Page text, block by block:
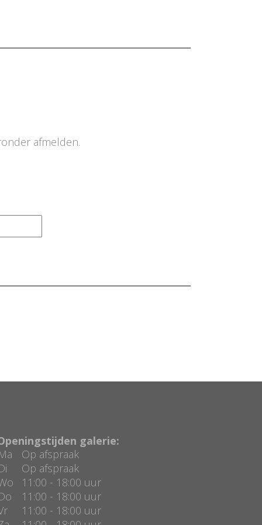
afmelden.
galerie:
Op afspraak
Op afspraak
11:00 - 18:00 uur
11:00 - 18:00 uur
11:00 - 18:00 uur